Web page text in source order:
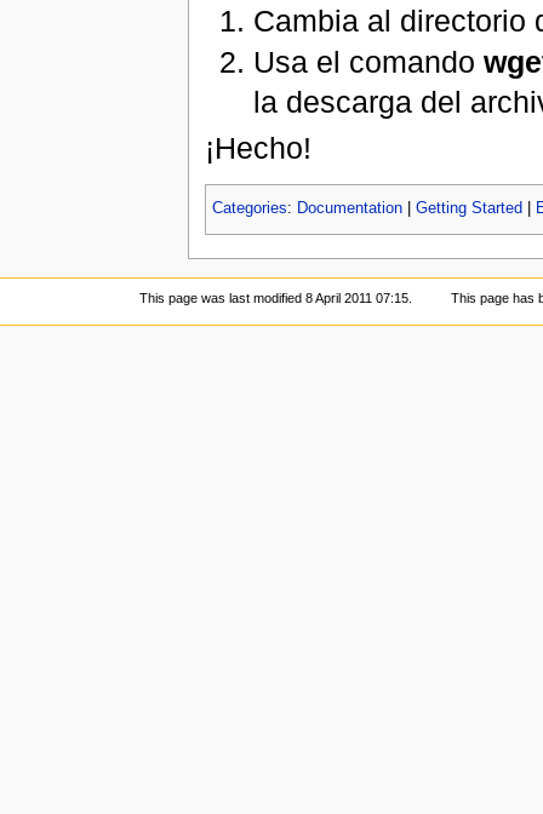
Cambia al directorio
Usa el comando
la descarga del
¡Hecho!
Categories: Documentation| Getting Started
This page was last modified 8 April 2011 07:15. This page has